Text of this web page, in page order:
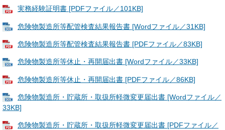
実務経験証明書 [PDFファイル／101KB]
危険物製造所等配管検査結果報告書 [Wordファイル／31KB]
危険物製造所等配管検査結果報告書 [PDFファイル／83KB]
危険物製造所等休止・再開届出書 [Wordファイル／33KB]
危険物製造所等休止・再開届出書 [PDFファイル／86KB]
危険物製造所・貯蔵所・取扱所軽微変更届出書 [Wordファイル／
33KB]
危険物製造所・貯蔵所・取扱所軽微変更届出書 [PDFファイル／